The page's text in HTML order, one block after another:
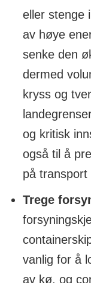
eller stenge
av høye
senke den
dermed
kryss og
og kritisk
også til å
på
Trege
vanlig for å
av kø, og